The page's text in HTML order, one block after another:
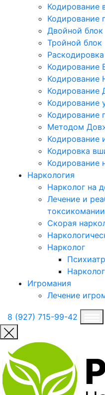
Кодирование
Кодирование
Двойной блок
Тройной блок
Кодирование
Кодирование
Кодирование
Кодирование
Кодирование
Методом
Кодирование
Кодировка
Кодирование
Наркология
Нарколог на
Лечение и
токсикомании
Скорая
Нарколог
Игромания
Лечение
8 (927) 715-99-42